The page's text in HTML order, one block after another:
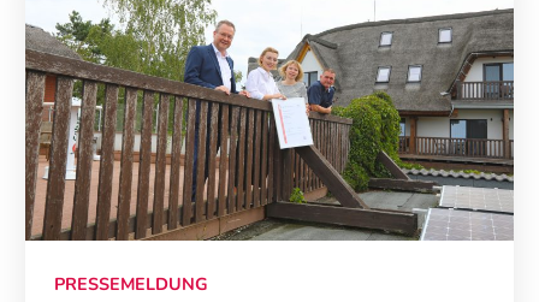
PRESSEMELDUNG